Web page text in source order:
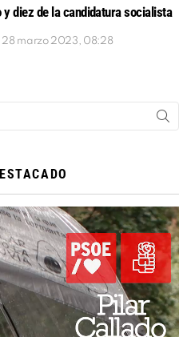
diez de la candidatura socialista
28 marzo 2023, 08:28